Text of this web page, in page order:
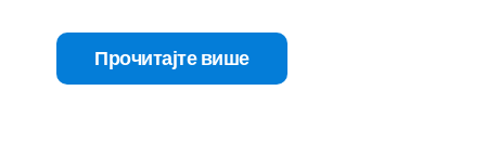
Прочитајте више